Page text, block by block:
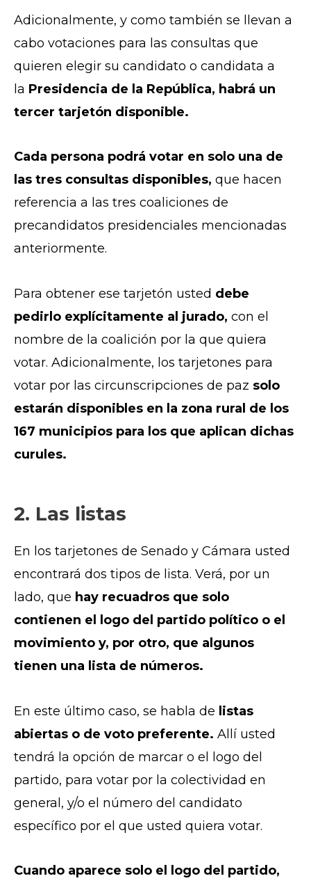
Adicionalmente, y como también se llevan a
cabo votaciones para las consultas que
quieren elegir su candidato o candidata a
la Presidencia de la República, habrá un
tercer tarjetón disponible.
Cada persona podrá votar en solo una de
las tres consultas disponibles, que hacen
referencia a las tres coaliciones de
precandidatos presidenciales mencionadas
anteriormente.
Para obtener ese tarjetón usted debe
pedirlo explícitamente al jurado, con el
nombre de la coalición por la que quiera
votar. Adicionalmente, los tarjetones para
votar por las circunscripciones de paz solo
estarán disponibles en la zona rural de los
167 municipios para los que aplican dichas
curules.
2. Las listas
En los tarjetones de Senado y Cámara usted
encontrará dos tipos de lista. Verá, por un
lado, que hay recuadros que solo
contienen el logo del partido político o el
movimiento y, por otro, que algunos
tienen una lista de números.
En este último caso, se habla de listas
abiertas o de voto preferente. Allí usted
tendrá la opción de marcar o el logo del
partido, para votar por la colectividad en
general, y/o el número del candidato
específico por el que usted quiera votar.
Cuando aparece solo el logo del partido,